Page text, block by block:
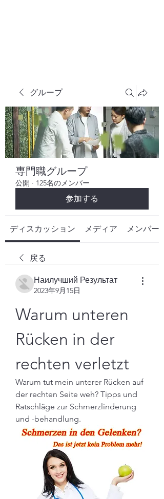
グループ
専門職グループ
公開 · 125名のメンバー
参加する
ディスカッション メディア メンバー
戻る
Наилучший Результат
2023年9月15日
Warum unteren
Rücken in der
rechten verletzt
Warum tut mein unterer Rücken auf
der rechten Seite weh? Tipps und
Ratschläge zur Schmerzlinderung
und -behandlung.